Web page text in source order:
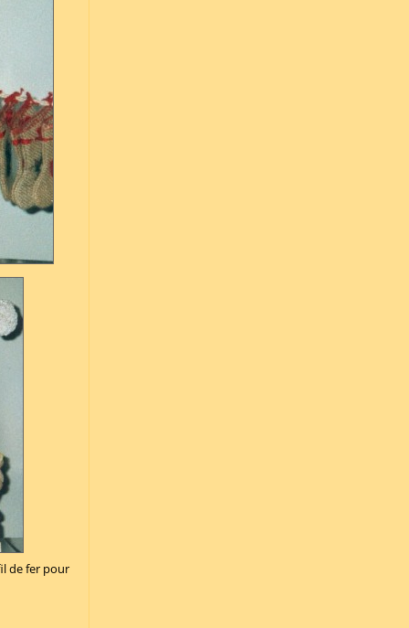
de fer pour